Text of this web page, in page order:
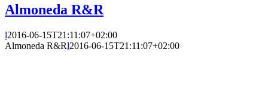
Almoneda R&R
l2016-06-15T21:11:07+02:00
Almoneda R&Rl2016-06-15T21:11:07+02:00